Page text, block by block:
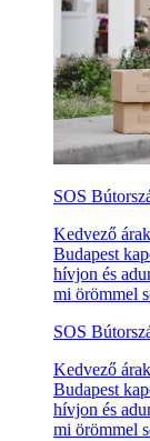
SOS
Kedvező
Budapest
hívjon és
mi örömmel
SOS
Kedvező
Budapest
hívjon és
mi örömmel